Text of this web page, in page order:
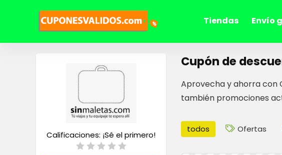
Tiendas Envío
Cupón de
Aprovecha y ahorra con
también promociones
Calificaciones: ¡Sé el primero!
todos Ofertas